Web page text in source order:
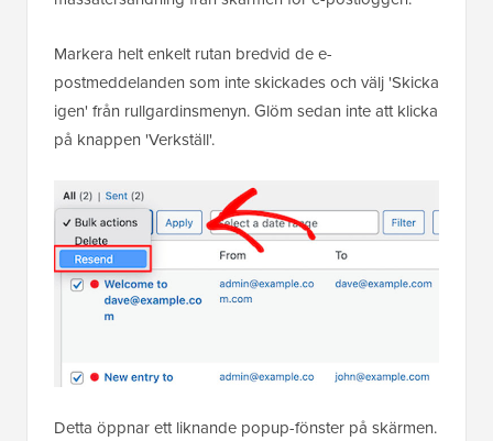
Markera helt enkelt rutan bredvid de e-
postmeddelanden som inte skickades och välj 'Skicka
igen' från rullgardinsmenyn. Glöm sedan inte att klicka
på knappen 'Verkställ'.
Detta öppnar ett liknande popup-fönster på skärmen.